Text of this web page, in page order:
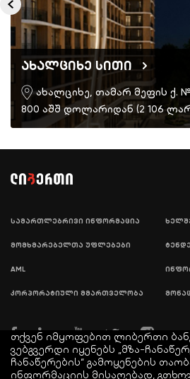
ახალციხე სითი
ახალციხე, თამარ მეფის ქ.
800 აშშ დოლარიდან (2 106
სამართლებრივი ინფორმაცია
მომხმარებელთა უფლებები
AML
კორპორატიული მმართველობა
თქვენ იმყოფებით ლიბერთი
ვებგვერდი იყენებს „მზა-
ჩანაწერების“ გამოყენების
ინფორმაციის მისაღებად,